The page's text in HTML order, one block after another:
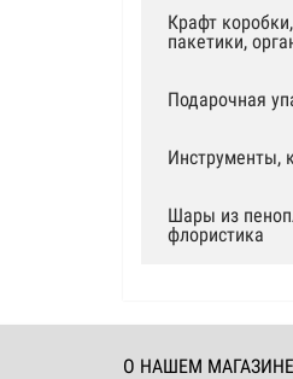
Крафт
пакетики,
Подарочная
Инструменты,
Шары из
флористика
О НАШЕМ МАГАЗИНЕ